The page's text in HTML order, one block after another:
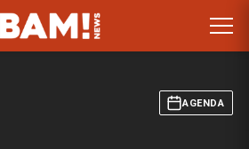
AGENDA